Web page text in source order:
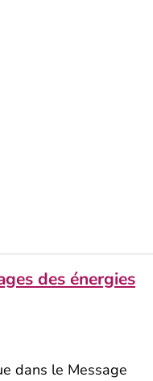
des énergies
dans le Message